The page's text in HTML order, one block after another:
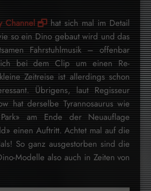
Channel
hat sich mal im Detail
so ein Dino gebaut wird und das
Fahrstuhlmusik – offenbar
bei dem Clip um einen Re-
Zeitreise ist allerdings schon
Übrigens, laut Regisseur
hat derselbe Tyrannosaurus wie
am Ende der Neuauflage
einen Auftritt. Achtet mal auf die
So ganz ausgestorben sind die
Modelle also auch in Zeiten von